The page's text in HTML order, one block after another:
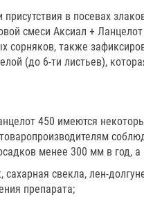
в посевах
смеси Аксиал +
сорняков, также
(до 6-ти листьев),
450 имеются
менее 300 мм в год, а
свекла, лен-
препарата;